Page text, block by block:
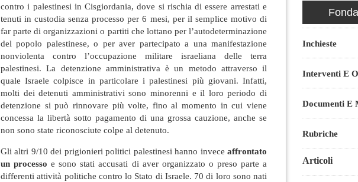
contro i palestinesi in Cisgiordania, dove si rischia di essere arrestati e
tenuti in custodia senza processo per 6 mesi, per il semplice motivo di
far parte di organizzazioni o partiti che lottano per l’autodeterminazione
del popolo palestinese, o per aver partecipato a una manifestazione
nonviolenta contro l’occupazione militare israeliana delle terra
palestinesi. La detenzione amministrativa è un metodo attraverso il
quale Israele colpisce in particolare i palestinesi più giovani. Infatti,
molti dei detenuti amministrativi sono minorenni e il loro periodo di
detenzione si può rinnovare più volte, fino al momento in cui viene
concessa la libertà sotto pagamento di una grossa cauzione, anche se
non sono state riconosciute colpe al detenuto.
Gli altri 9/10 dei prigionieri politici palestinesi hanno invece affrontato
un processo e sono stati accusati di aver organizzato o preso parte a
differenti attività politiche contro lo Stato di Israele. 70 di loro sono nati
Inchieste
Interventi E
Documenti E
Rubriche
Articoli